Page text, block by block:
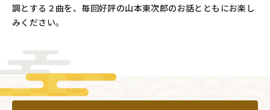
調とする２曲を、毎回好評の山本東次郎のお話とともにお楽し
みください。